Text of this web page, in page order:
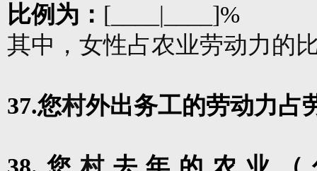
比例为： [____|____]%
其中，女性占农业劳动力的
37.您村外出务工的劳动力占